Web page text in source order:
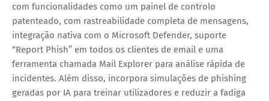
com funcionalidades como um painel de controlo
patenteado, com rastreabilidade completa de mensagens,
integração nativa com o Microsoft Defender, suporte
“Report Phish” em todos os clientes de email e uma
ferramenta chamada Mail Explorer para análise rápida de
incidentes. Além disso, incorpora simulações de phishing
geradas por IA para treinar utilizadores e reduzir a fadiga